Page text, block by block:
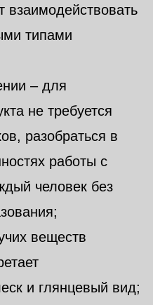
взаимодействовать
типами
– для
не требуется
разобраться в
работы с
человек без
веществ
и глянцевый вид;